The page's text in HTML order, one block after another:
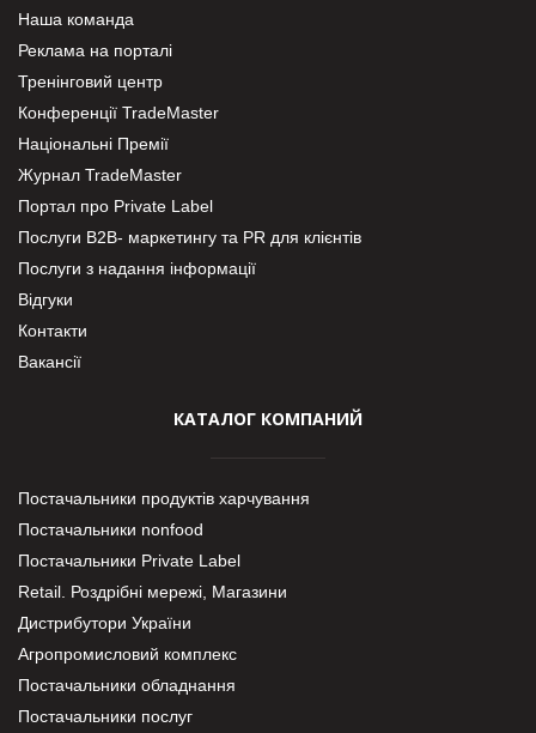
Наша команда
Реклама на порталі
Тренінговий центр
Конференції TradeMaster
Національні Премії
Журнал TradeMaster
Портал про Private Label
Послуги В2В- маркетингу та PR для клієнтів
Послуги з надання інформації
Відгуки
Контакти
Вакансії
КАТАЛОГ КОМПАНИЙ
Постачальники продуктів харчування
Постачальники nonfood
Постачальники Private Label
Retail. Роздрібні мережі, Магазини
Дистрибутори України
Агропромисловий комплекс
Постачальники обладнання
Постачальники послуг